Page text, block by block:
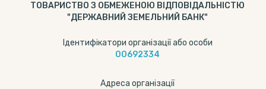
ТОВАРИСТВО З ОБМЕЖЕНОЮ ВІДПОВІДАЛЬНІСТЮ
"ДЕРЖАВНИЙ ЗЕМЕЛЬНИЙ БАНК"
Ідентифікатори організації або особи
00692334
Адреса організації